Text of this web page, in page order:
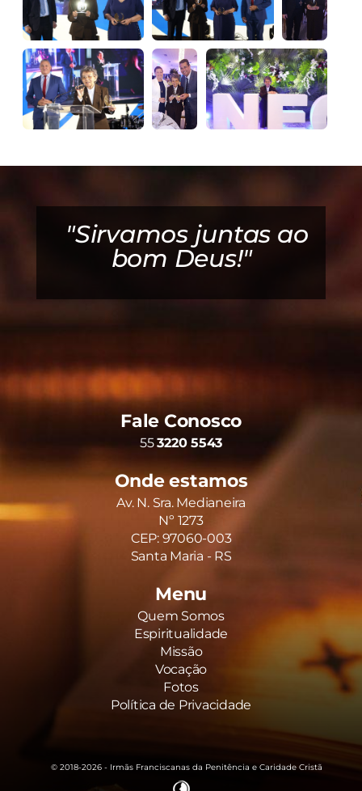
"Sirvamos juntas ao
bom Deus!"
Fale Conosco
553220 5543
Onde estamos
Av. N. Sra. Medianeira
Nº 1273
CEP: 97060-003
Santa Maria - RS
Menu
Quem Somos
Espiritualidade
Missão
Vocação
Fotos
Política de Privacidade
© 2018-2026 - Irmãs Franciscanas da Penitência e Caridade Cristã